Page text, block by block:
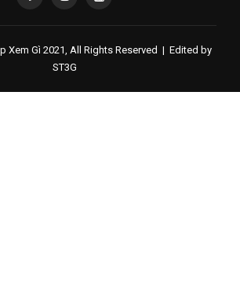
Xem Gì 2021, All Rights Reserved | Edited by
ST3G